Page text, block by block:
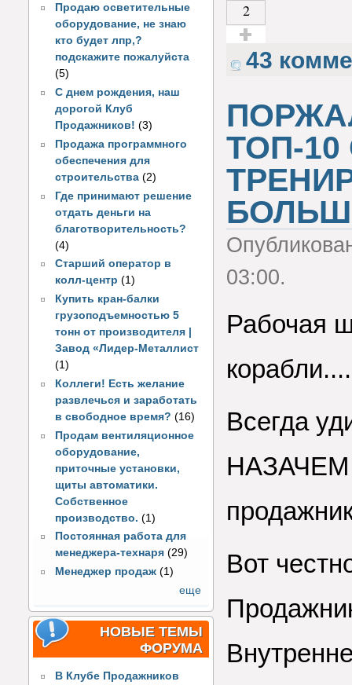
Продаю осветительные
оборудование, не знаю
кто будет лпр,?
подскажите пожалуйста
(5)
С днем рождения, наш
дорогой Клуб
Продажников! (3)
Продажа программного
обеспечения для
строительства (2)
Где принимают решение
отдать деньги на
благотворительность?
(4)
Старший оператор в
колл-центр (1)
Купить кран-балки
грузоподъемностью 5
тонн от производителя |
Завод «Лидер-Металлист
(1)
Коллеги! Есть желание
развлечься и заработать
в свободное время? (16)
Продам вентиляционное
оборудование,
приточные установки,
щиты автоматики.
Собственное
производство. (1)
Постоянная работа для
менеджера-технаря (29)
Менеджер продаж (1)
еще
НОВЫЕ ТЕМЫ
ФОРУМА
В Клубе Продажников
2
Голос за!
43
ТОП-
03:00.
Рабочая
корабли....
Всегда
НАЗАЧЕМ
Вот